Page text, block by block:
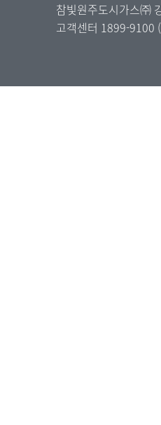
참빛원주도시가스㈜
고객센터 1899-9100